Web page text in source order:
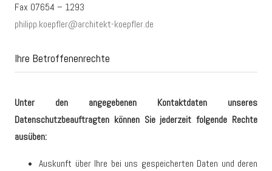
Fax 07654 – 1293
philipp.koepfler@architekt-koepfler.de
Ihre Betroffenenrechte
Unter den angegebenen Kontaktdaten unseres
Datenschutzbeauftragten können Sie jederzeit folgende Rechte
ausüben:
Auskunft über Ihre bei uns gespeicherten Daten und deren